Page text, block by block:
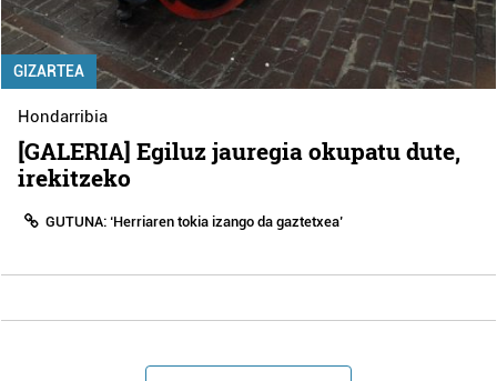
GIZARTEA
Hondarribia
[GALERIA] Egiluz jauregia okupatu dute,
irekitzeko
GUTUNA: ‘Herriaren tokia izango da gaztetxea’